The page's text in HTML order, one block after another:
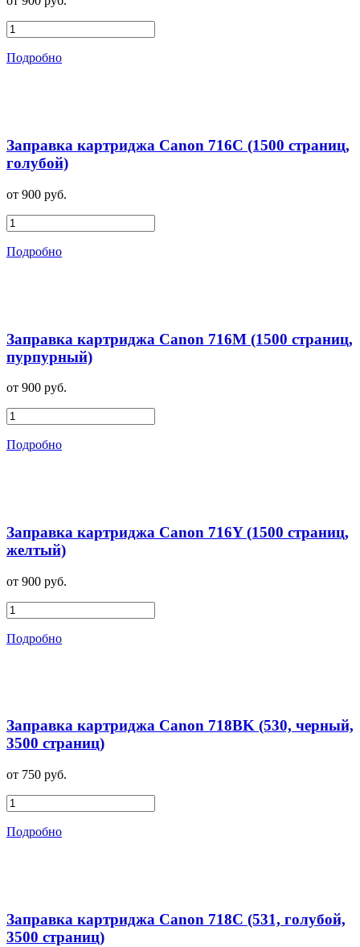
Подробно
Заправка картриджа Canon 716C (1500 страниц,
голубой)
от 900 руб.
Подробно
Заправка картриджа Canon 716M (1500 страниц,
пурпурный)
от 900 руб.
Подробно
Заправка картриджа Canon 716Y (1500 страниц,
желтый)
от 900 руб.
Подробно
Заправка картриджа Canon 718BK (530, черный,
3500 страниц)
от 750 руб.
Подробно
Заправка картриджа Canon 718C (531, голубой,
3500 страниц)